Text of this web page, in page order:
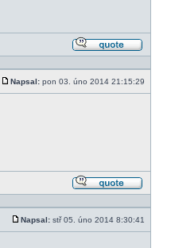
Příspěvek
Napsal: pon 03. úno 2014 21:15:29
Příspěvek
Napsal: stř 05. úno 2014 8:30:41